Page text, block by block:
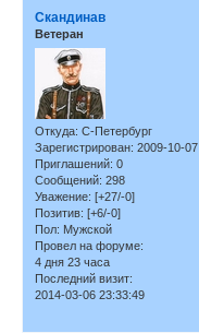
Скандинав
Ветеран
Откуда: С-Петербург
Зарегистрирован: 2009-10-07
Приглашений: 0
Сообщений: 298
Уважение: [+27/-0]
Позитив: [+6/-0]
Пол: Мужской
Провел на форуме:
4 дня 23 часа
Последний визит:
2014-03-06 23:33:49